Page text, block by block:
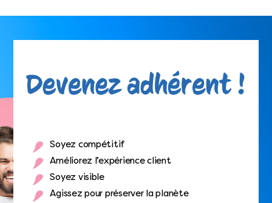
Soyez compétitif
Améliorez l’expérience client
Soyez visible
Agissez pour préserver la planète